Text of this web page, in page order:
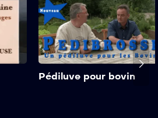
Pédiluve pour bovin